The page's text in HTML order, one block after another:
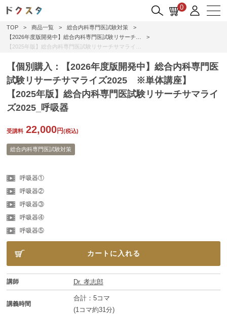
0
TOP > 商品一覧 > 総合内科専門医試験対策
>
【2026年度版開発中】総合内科専門医試験リサーチ…
>
【2025年版】総合内科専門医試験リサーチサマライ…
【個別購入：【2026年度版開発中】総合内科専門医
試験リサーチサマライズ2025 ※単体講座】
【2025年版】総合内科専門医試験リサーチサマライ
ズ2025_呼吸器
受講料 22,000円(税込)
総合内科専門医試験対策
呼吸器①
呼吸器②
呼吸器③
呼吸器④
呼吸器⑤
カートに入れる
講師 Dr. 孝志郎
講義時間
合計：5コマ
(1コマ約31分)